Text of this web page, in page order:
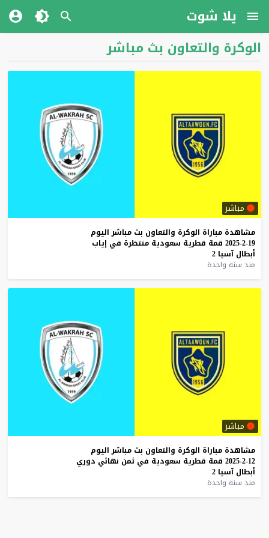
يلا شوت
الوكرة والتعاون بث مباشر
مباشر
مشاهدة مباراة الوكرة والتعاون بث مباشر اليوم
19-2-2025
قمة قطرية سعودية منتظرة في إياب
أبطال آسيا 2
منذ سنة واحدة
مباشر
مشاهدة مباراة الوكرة والتعاون بث مباشر اليوم
12-2-2025
قمة قطرية سعودية في ثمن نهائي دوري
أبطال آسيا 2
منذ سنة واحدة